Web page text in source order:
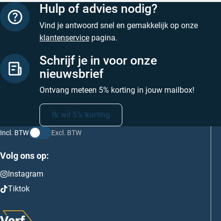
Hulp of advies nodig?
Vind je antwoord snel en gemakkelijk op onze
klantenservice pagina.
Schrijf je in voor onze
nieuwsbrief
Ontvang meteen 5% korting in jouw mailbox!
Ik wil 5% korting
Incl. BTW Excl. BTW
Volg ons op:
Instagram
Tiktok